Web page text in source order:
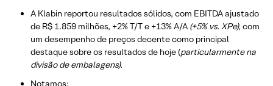
A Klabin reportou resultados sólidos, com EBITDA ajustado
de R$ 1.859 milhões, +2% T/T e +13% A/A (+5% vs. XPe), com
um desempenho de preços decente como principal
destaque sobre os resultados de hoje (particularmente na
divisão de embalagens).
Notamos: